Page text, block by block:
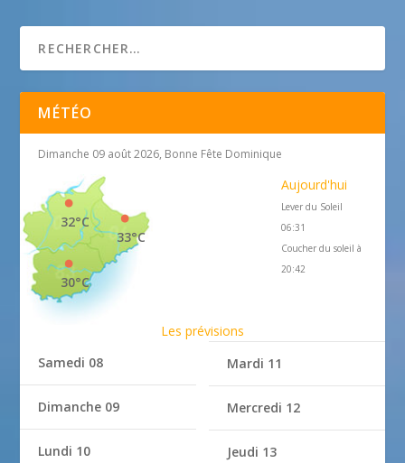
Tennis & Biomécanique
MÉTÉO
Dimanche 09 août 2026, Bonne Fête Dominique
33°C
32°C
30°C
Aujourd'hui
Lever du Soleil
06:31
Coucher du soleil à
20:42
Les prévisions
Samedi 08
Dimanche 09
Lundi 10
Mardi 11
Mercredi 12
Jeudi 13